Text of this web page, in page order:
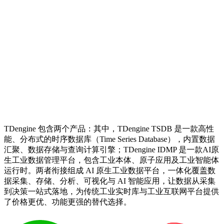
TDengine 包含两个产品：其中，TDengine TSDB 是一款高性
能、分布式的时序数据库（Time Series Database），内置数据
汇聚、数据存储与查询计算引擎；TDengine IDMP 是一款AI原
生工业数据管理平台，包含工业本体、原子应用及工业智能体
运行时。两者衔接组成 AI 原生工业数据平台，一体化覆盖数
据采集、存储、分析、可视化与 AI 智能应用，让数据从采集
到决策一站式落地，为传统工业实时库与工业互联网平台提供
了价格更优、功能更强的替代选择。